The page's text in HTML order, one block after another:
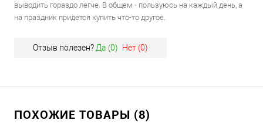
выводить гораздо легче. В общем - пользуюсь на каждый день, а
на праздник придется купить что-то другое.
Отзыв полезен?Да (0) Нет (0)
ПОХОЖИЕ ТОВАРЫ (8)